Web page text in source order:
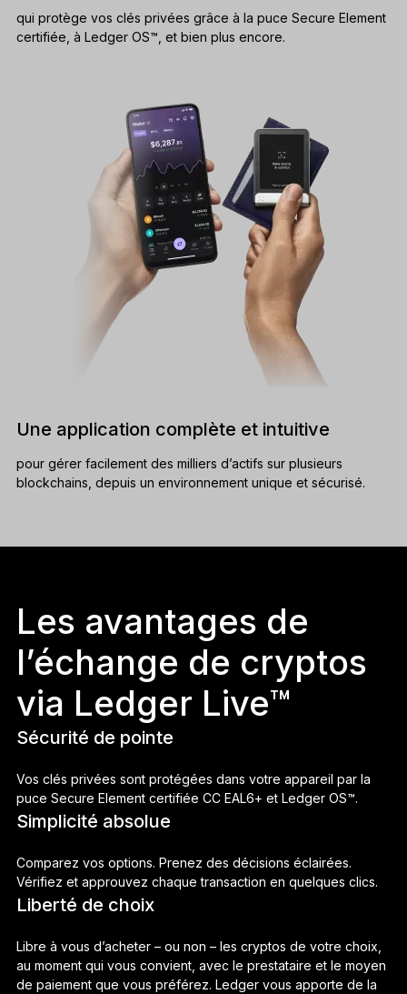
qui protège vos clés privées grâce à la puce Secure Element
certifiée, à Ledger OS™, et bien plus encore.
Une application complète et intuitive
pour gérer facilement des milliers d’actifs sur plusieurs
blockchains, depuis un environnement unique et sécurisé.
Les avantages de
l’échange de cryptos
via Ledger Live™
Sécurité de pointe
Vos clés privées sont protégées dans votre appareil par la
puce Secure Element certifiée CC EAL6+ et Ledger OS™.
Simplicité absolue
Comparez vos options. Prenez des décisions éclairées.
Vérifiez et approuvez chaque transaction en quelques clics.
Liberté de choix
Libre à vous d’acheter – ou non – les cryptos de votre choix,
au moment qui vous convient, avec le prestataire et le moyen
de paiement que vous préférez. Ledger vous apporte de la